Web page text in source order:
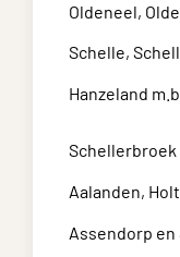
Oldeneel,
Schelle,
Hanzeland
Schellerbroek
Aalanden,
Assendorp